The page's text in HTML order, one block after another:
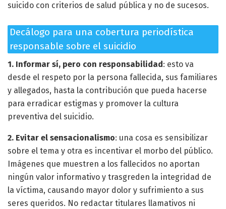
suicido con criterios de salud pública y no de sucesos.
Decálogo para una cobertura periodística
responsable sobre el suicidio
1. Informar sí, pero con responsabilidad : esto va
desde el respeto por la persona fallecida, sus familiares
y allegados, hasta la contribución que pueda hacerse
para erradicar estigmas y promover la cultura
preventiva del suicidio.
2. Evitar el sensacionalismo: una cosa es sensibilizar
sobre el tema y otra es incentivar el morbo del público.
Imágenes que muestren a los fallecidos no aportan
ningún valor informativo y trasgreden la integridad de
la víctima, causando mayor dolor y sufrimiento a sus
seres queridos. No redactar titulares llamativos ni